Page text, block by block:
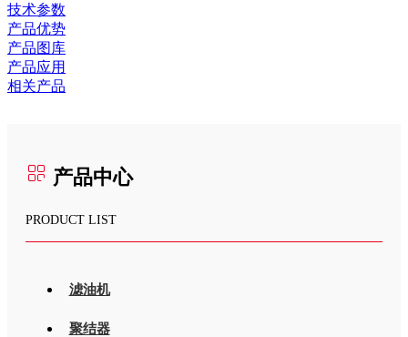
技术参数
产品优势
产品图库
产品应用
相关产品
产品中心
PRODUCT LIST
滤油机
聚结器